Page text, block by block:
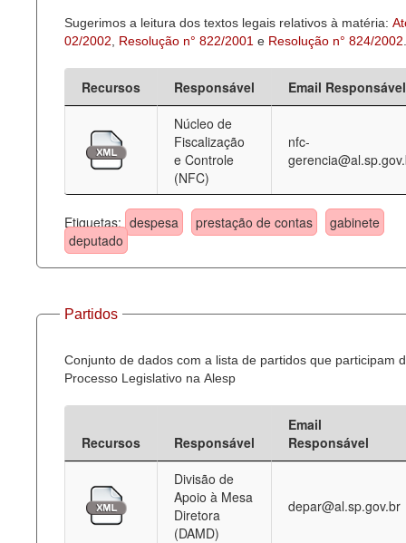
Sugerimos a leitura dos textos legais relativos à matéria:
02/2002
Resolução n° 822/2001 e Resolução n° 824/2002
Recursos Responsável
Email Responsável
Núcleo de
Fiscalização
e Controle
(NFC)
nfc-
Etiquetas: despesa prestação de contas
gabinete
deputado
Partidos
Conjunto de dados com a lista de partidos que participam
Processo Legislativo na Alesp
Recursos Responsável
Email
Responsável
Divisão de
Apoio à Mesa
Diretora
(DAMD)
depar@al.sp.gov.br